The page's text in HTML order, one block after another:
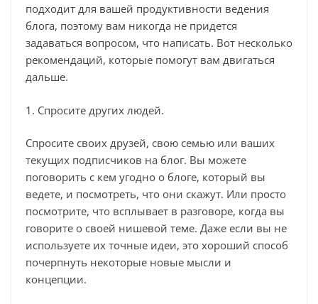
подходит для вашей продуктивности ведения
блога, поэтому вам никогда не придется
задаваться вопросом, что написать. Вот несколько
рекомендаций, которые помогут вам двигаться
дальше.
1. Спросите других людей.
Спросите своих друзей, свою семью или ваших
текущих подписчиков на блог. Вы можете
поговорить с кем угодно о блоге, который вы
ведете, и посмотреть, что они скажут. Или просто
посмотрите, что всплывает в разговоре, когда вы
говорите о своей нишевой теме. Даже если вы не
используете их точные идеи, это хороший способ
почерпнуть некоторые новые мысли и
концепции.